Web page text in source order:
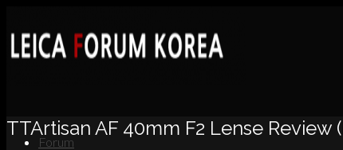
Forum
TTArtisan AF 40mm F2 Lense Review